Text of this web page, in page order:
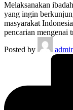
Melaksanakan
yang ingin
masyarakat
pencarian mengenai
Posted by